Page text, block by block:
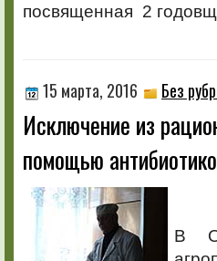
посвященная 2
15 марта, 2016 Без
Исключение из
помощью
В